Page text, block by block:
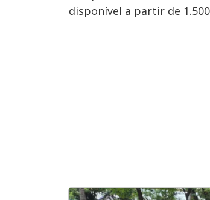
disponível a partir de